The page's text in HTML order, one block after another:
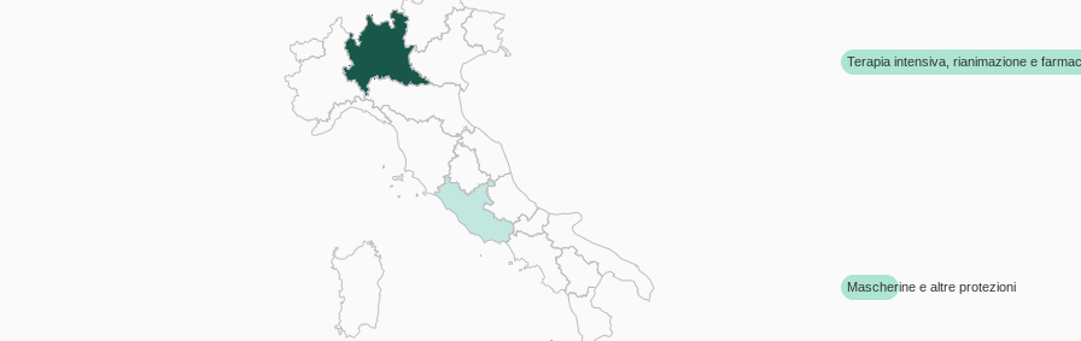
Terapia intensiva, rianimazione e
Mascherine e altre protezioni